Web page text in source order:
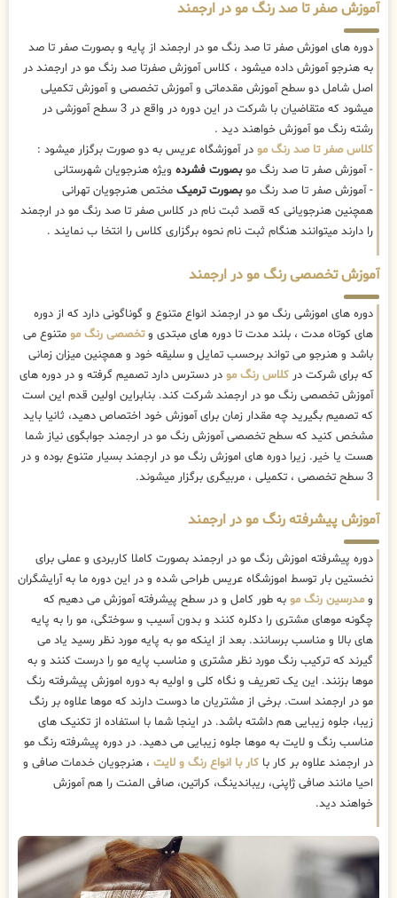
آموزش صفر تا صد رنگ مو در ارجمند
دوره های اموزش صفر تا صد رنگ مو در ارجمند از پایه و بصورت صفر تا صد
به هنرجو آموزش داده میشود ، کلاس آموزش صفرتا صد رنگ مو در ارجمند در
اصل شامل دو سطح آموزش مقدماتی و آموزش تخصصی و آموزش تکمیلی
میشود که متقاضیان با شرکت در این دوره در واقع در 3 سطح آموزشی در
رشته رنگ مو آموزش خواهند دید .
کلاس صفر تا صد رنگ مو در آموزشگاه عریس به دو صورت برگزار میشود :
- آموزش صفر تا صد رنگ موبصورت فشرده ویژه هنرجویان شهرستانی
- آموزش صفر تا صد رنگ موبصورت ترمیک مختص هنرجویان تهرانی
همچنین هنرجویانی که قصد ثبت نام در کلاس صفر تا صد رنگ مو در ارجمند
را دارند میتوانند هنگام ثبت نام نحوه برگزاری کلاس را انتخا ب نمایند .
آموزش تخصصی رنگ مو در ارجمند
دوره های اموزشی رنگ مو در ارجمند انواع متنوع و گوناگونی دارد که از دوره
های کوتاه مدت ، بلند مدت تا دوره های مبتدی وتخصصی رنگ مو متنوع می
باشد و هنرجو می تواند برحسب تمایل و سلیقه خود و همچنین میزان زمانی
که برای شرکت در کلاس رنگ مو در دسترس دارد تصمیم گرفته و در دوره های
آموزش تخصصی رنگ مو در ارجمند شرکت کند. بنابراین اولین قدم این است
که تصمیم بگیرید چه مقدار زمان برای آموزش خود اختصاص دهید، ثانیا باید
مشخص کنید که سطح تخصصی آموزش رنگ مو در ارجمند جوابگوی نیاز شما
هست یا خیر. زیرا دوره های اموزش رنگ مو در ارجمند بسیار متنوع بوده و در
3 سطح تخصصی ، تکمیلی ، مربیگری برگزار میشوند.
آموزش پیشرفته رنگ مو در ارجمند
دوره پیشرفته اموزش رنگ مو در ارجمند بصورت کاملا کاربردی و عملی برای
نخستین بار توسط اموزشگاه عریس طراحی شده و در این دوره ما به آرایشگران
و مدرسین رنگ مو به طور کامل و در سطح پیشرفته آموزش می دهیم که
چگونه موهای مشتری را دکلره کنند و بدون آسیب و سوختگی، مو را به پایه
های بالا و مناسب برسانند. بعد از اینکه مو به پایه مورد نظر رسید یاد می
گیرند که ترکیب رنگ مورد نظر مشتری و مناسب پایه مو را درست کنند و به
موها بزنند. این یک تعریف و نگاه کلی و اولیه به دوره اموزش پیشرفته رنگ
مو در ارجمند است. برخی از مشتریان ما دوست دارند که موها علاوه بر رنگ
زیبا، جلوه زیبایی هم داشته باشد. در اینجا شما با استفاده از تکنیک های
مناسب رنگ و لایت به موها جلوه زیبایی می دهید. در دوره پیشرفته رنگ مو
در ارجمند علاوه بر کار با کار با انواع رنگ و لایت ، هنرجویان خدمات صافی و
احیا مانند صافی ژاپنی، ریباندینگ، کراتین، صافی المنت را هم آموزش
خواهند دید.